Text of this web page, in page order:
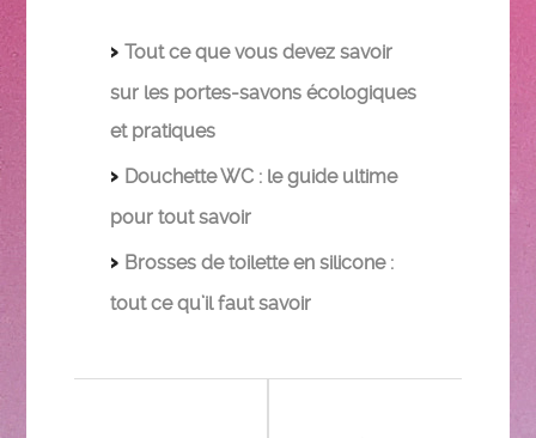
Tout ce que vous devez savoir
sur les portes-savons écologiques
et pratiques
Douchette WC : le guide ultime
pour tout savoir
Brosses de toilette en silicone :
tout ce qu’il faut savoir